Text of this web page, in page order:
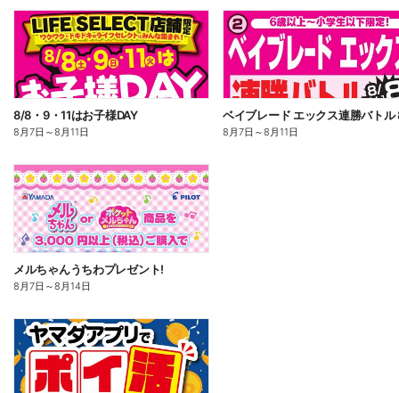
8/8・9・11はお子様DAY
8月7日 ～8月11日 8月7日 ～8月11日
メルちゃんうちわプレゼント!
8月7日 ～8月14日